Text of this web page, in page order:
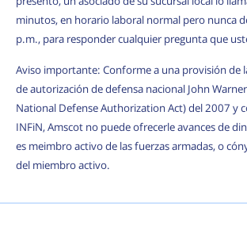
minutos, en horario laboral normal pero nunca
p.m., para responder cualquier pregunta que
Aviso importante: Conforme a una provisión de
de autorización de defensa nacional John
National Defense Authorization Act) del 2007 y
INFiN, Amscot no puede ofrecerle avances de
es meimbro activo de las fuerzas armadas, o
del miembro activo.